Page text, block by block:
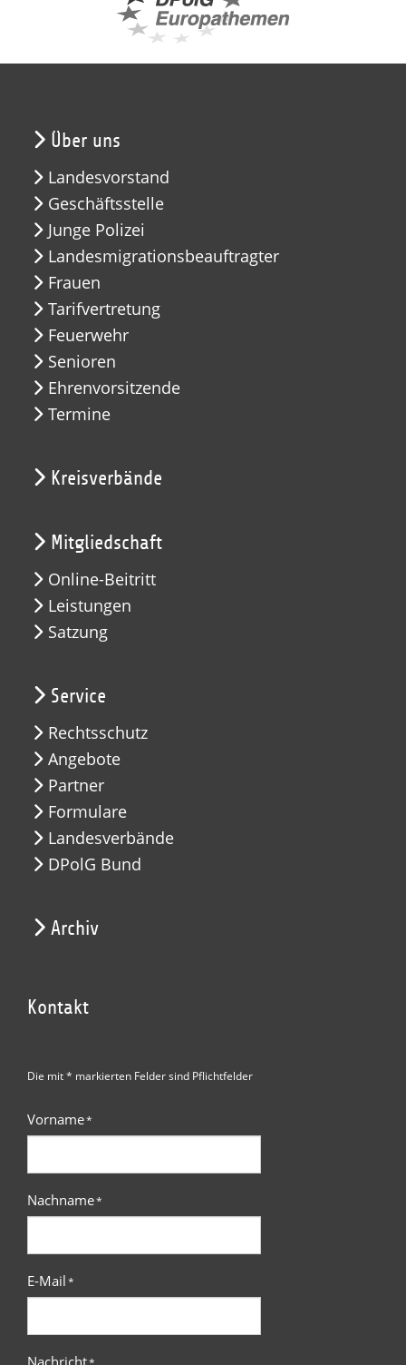
Über uns
Landesvorstand
Geschäftsstelle
Junge Polizei
Landesmigrationsbeauftragter
Frauen
Tarifvertretung
Feuerwehr
Senioren
Ehrenvorsitzende
Termine
Kreisverbände
Mitgliedschaft
Online-Beitritt
Leistungen
Satzung
Service
Rechtsschutz
Angebote
Partner
Formulare
Landesverbände
DPolG Bund
Archiv
Kontakt
Die mit * markierten Felder sind Pflichtfelder
Vorname*
Nachname*
E-Mail*
Nachricht